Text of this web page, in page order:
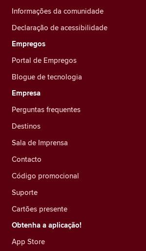
Informações da comunidade
Declaração de acessibilidade
Empregos
Portal de Empregos
Blogue de tecnologia
Empresa
Perguntas frequentes
Destinos
Sala de Imprensa
Contacto
Código promocional
Suporte
Cartões presente
Obtenha a aplicação!
App Store